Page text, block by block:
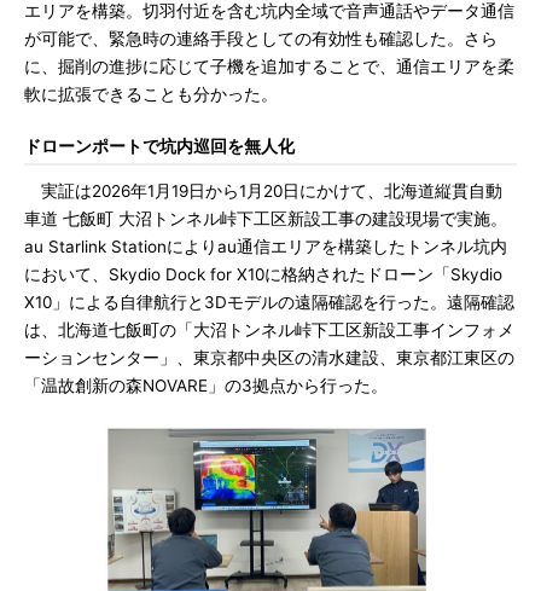
エリアを構築。切羽付近を含む坑内全域で音声通話やデータ通信
が可能で、緊急時の連絡手段としての有効性も確認した。さら
に、掘削の進捗に応じて子機を追加することで、通信エリアを柔
軟に拡張できることも分かった。
ドローンポートで坑内巡回を無人化
実証は2026年1月19日から1月20日にかけて、北海道縦貫自動
車道 七飯町 大沼トンネル峠下工区新設工事の建設現場で実施。
au Starlink Stationによりau通信エリアを構築したトンネル坑内
において、Skydio Dock for X10に格納されたドローン「Skydio
X10」による自律航行と3Dモデルの遠隔確認を行った。遠隔確認
は、北海道七飯町の「大沼トンネル峠下工区新設工事インフォメ
ーションセンター」、東京都中央区の清水建設、東京都江東区の
「温故創新の森NOVARE」の3拠点から行った。